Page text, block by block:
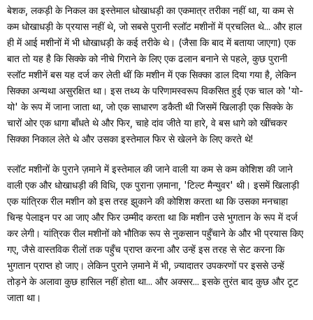
बेशक, लकड़ी के निकल का इस्तेमाल धोखाधड़ी का एकमात्र तरीका नहीं था, या कम से
कम धोखाधड़ी के प्रयास नहीं थे, जो सबसे पुरानी स्लॉट मशीनों में प्रचलित थे... और हाल
ही में आई मशीनों में भी धोखाधड़ी के कई तरीके थे। (जैसा कि बाद में बताया जाएगा) एक
बात तो यह है कि सिक्के को नीचे गिराने के लिए एक ढलान बनाने से पहले, कुछ पुरानी
स्लॉट मशीनें बस यह दर्ज कर लेती थीं कि मशीन में एक सिक्का डाल दिया गया है, लेकिन
सिक्का अन्यथा असुरक्षित था। इस तथ्य के परिणामस्वरूप विकसित हुई एक चाल को 'यो-
यो' के रूप में जाना जाता था, जो एक साधारण डकैती थी जिसमें खिलाड़ी एक सिक्के के
चारों ओर एक धागा बाँधते थे और फिर, चाहे दांव जीते या हारे, वे बस धागे को खींचकर
सिक्का निकाल लेते थे और उसका इस्तेमाल फिर से खेलने के लिए करते थे!
स्लॉट मशीनों के पुराने ज़माने में इस्तेमाल की जाने वाली या कम से कम कोशिश की जाने
वाली एक और धोखाधड़ी की विधि, एक पुराना ज़माना, 'टिल्ट मैन्युवर' थी। इसमें खिलाड़ी
एक यांत्रिक रील मशीन को इस तरह झुकाने की कोशिश करता था कि उसका मनचाहा
चिन्ह पेलाइन पर आ जाए और फिर उम्मीद करता था कि मशीन उसे भुगतान के रूप में दर्ज
कर लेगी। यांत्रिक रील मशीनों को भौतिक रूप से नुकसान पहुँचाने के और भी प्रयास किए
गए, जैसे वास्तविक रीलों तक पहुँच प्राप्त करना और उन्हें इस तरह से सेट करना कि
भुगतान प्राप्त हो जाए। लेकिन पुराने ज़माने में भी, ज़्यादातर उपकरणों पर इससे उन्हें
तोड़ने के अलावा कुछ हासिल नहीं होता था... और अक्सर... इसके तुरंत बाद कुछ और टूट
जाता था।